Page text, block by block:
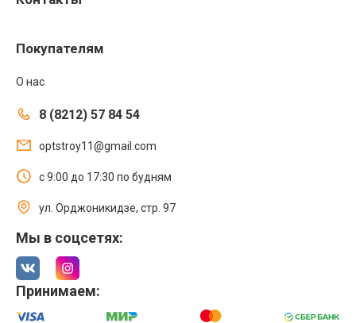
Покупателям
О нас
8 (8212) 57 84 54
optstroy11@gmail.com
с 9:00 до 17:30 по будням
ул. Орджоникидзе, стр. 97
Мы в соцсетях:
Принимаем: